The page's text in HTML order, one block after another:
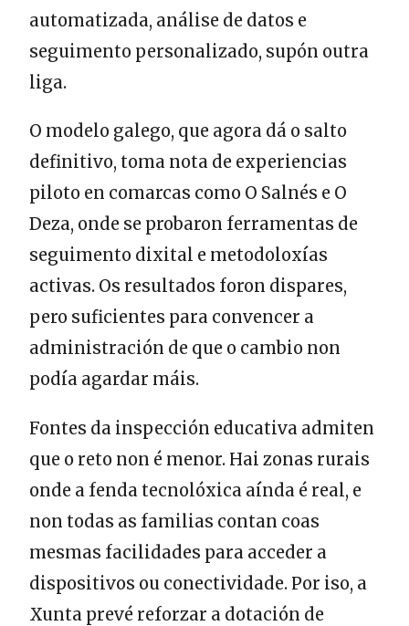
automatizada, análise de datos e
seguimento personalizado, supón outra
liga.
O modelo galego, que agora dá o salto
definitivo, toma nota de experiencias
piloto en comarcas como O Salnés e O
Deza, onde se probaron ferramentas de
seguimento dixital e metodoloxías
activas. Os resultados foron dispares,
pero suficientes para convencer a
administración de que o cambio non
podía agardar máis.
Fontes da inspección educativa admiten
que o reto non é menor. Hai zonas rurais
onde a fenda tecnolóxica aínda é real, e
non todas as familias contan coas
mesmas facilidades para acceder a
dispositivos ou conectividade. Por iso, a
Xunta prevé reforzar a dotación de